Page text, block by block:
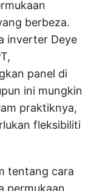
berbeza.
inverter Deye
panel di
ini mungkin
praktiknya,
fleksibiliti
tentang cara
permukaan